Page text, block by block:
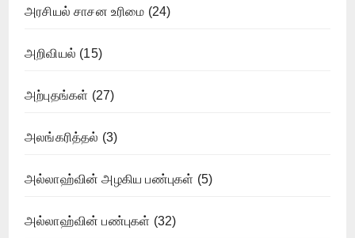
அரசியல் சாசன உரிமை (24)
அறிவியல் (15)
அற்புதங்கள் (27)
அலங்கரித்தல் (3)
அல்லாஹ்வின் அழகிய பண்புகள் (5)
அல்லாஹ்வின் பண்புகள் (32)